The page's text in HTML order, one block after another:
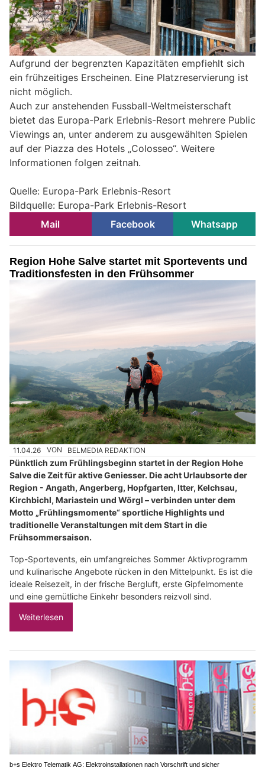
Aufgrund der begrenzten Kapazitäten empfiehlt sich
ein frühzeitiges Erscheinen. Eine Platzreservierung ist
nicht möglich.
Auch zur anstehenden Fussball-Weltmeisterschaft
bietet das Europa-Park Erlebnis-Resort mehrere Public
Viewings an, unter anderem zu ausgewählten Spielen
auf der Piazza des Hotels „Colosseo“. Weitere
Informationen folgen zeitnah.
Quelle: Europa-Park Erlebnis-Resort
Bildquelle: Europa-Park Erlebnis-Resort
Mail
Facebook Whatsapp
Region Hohe Salve startet mit Sportevents und
Traditionsfesten in den Frühsommer
11.04.26 VON BELMEDIA REDAKTION
Pünktlich zum Frühlingsbeginn startet in der Region Hohe
Salve die Zeit für aktive Geniesser. Die acht Urlaubsorte der
Region - Angath, Angerberg, Hopfgarten, Itter, Kelchsau,
Kirchbichl, Mariastein und Wörgl – verbinden unter dem
Motto „Frühlingsmomente“ sportliche Highlights und
traditionelle Veranstaltungen mit dem Start in die
Frühsommersaison.
Top-Sportevents, ein umfangreiches Sommer Aktivprogramm
und kulinarische Angebote rücken in den Mittelpunkt. Es ist die
ideale Reisezeit, in der frische Bergluft, erste Gipfelmomente
und eine gemütliche Einkehr besonders reizvoll sind.
Weiterlesen
b+s Elektro Telematik AG: Elektroinstallationen nach Vorschrift und sicher